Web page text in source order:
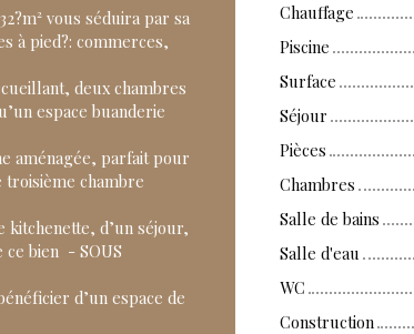
vous séduira par sa
à pied?: commerces,
deux chambres
espace buanderie
aménagée, parfait pour
chambre
kitchenette, d’un séjour,
ce bien - SOUS
d’un espace de
Chauffage
Piscine
Surface
Séjour
Pièces
Chambres
Salle de bains
Salle d'eau
WC
Construction